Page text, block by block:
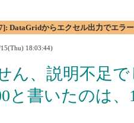
DataGridからエクセル出力でエラー
18:03:44)
ん、説明不足
と書いたのは